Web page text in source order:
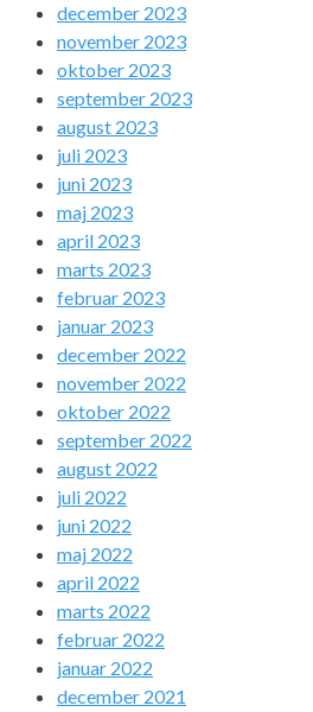
december 2023
november 2023
oktober 2023
september 2023
august 2023
juli 2023
juni 2023
maj 2023
april 2023
marts 2023
februar 2023
januar 2023
december 2022
november 2022
oktober 2022
september 2022
august 2022
juli 2022
juni 2022
maj 2022
april 2022
marts 2022
februar 2022
januar 2022
december 2021